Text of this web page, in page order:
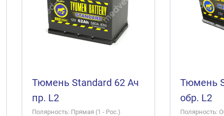
Тюмень Standard 62 Ач
пр. L2
Полярность: Прямая (1 - Рос.)
Тюмень
обр. L2
Полярность: